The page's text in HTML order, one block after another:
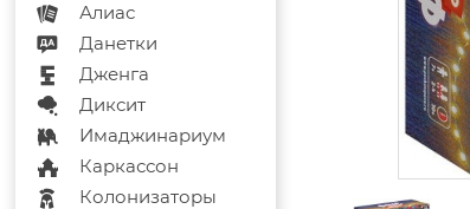
Алиас
Данетки
Дженга
Диксит
Имаджинариум
Каркассон
Колонизаторы